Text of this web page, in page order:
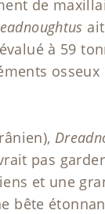
de
à 59
osseux
pas
et une
bête